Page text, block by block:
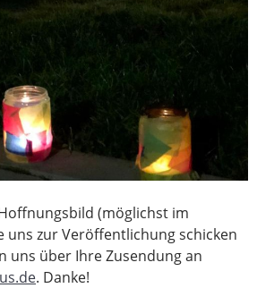
(möglichst im
uns zur Veröffentlichung schicken
uns über Ihre Zusendung an
. Danke!